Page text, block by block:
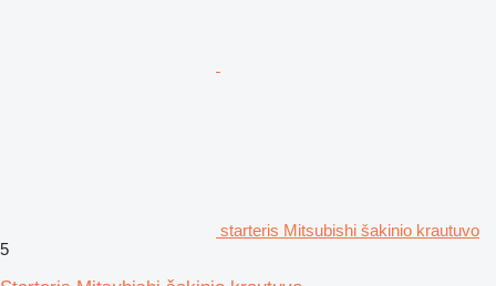
starteris Mitsubishi šakinio krautuvo
5